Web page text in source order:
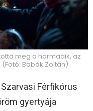
meg a harmadik, az
Babák Zoltán)
Férfikórus
gyertyája